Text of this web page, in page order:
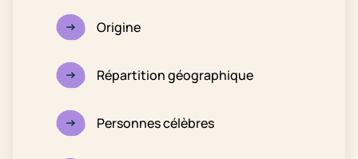
Origine
Répartition géographique
Personnes célèbres